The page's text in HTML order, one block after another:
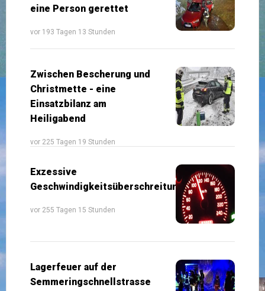
eine Person gerettet
vor 193 Tagen 13 Stunden
Zwischen Bescherung und
Christmette - eine
Einsatzbilanz am
Heiligabend
vor 225 Tagen 19 Stunden
Exzessive
Geschwindigkeitsüberschreitung
vor 255 Tagen 15 Stunden
Lagerfeuer auf der
Semmeringschnellstrasse